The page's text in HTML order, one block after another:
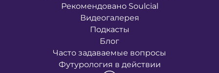
Рекомендовано Soulcial
Видеогалерея
Подкасты
Блог
Часто задаваемые вопросы
Футурология в действии